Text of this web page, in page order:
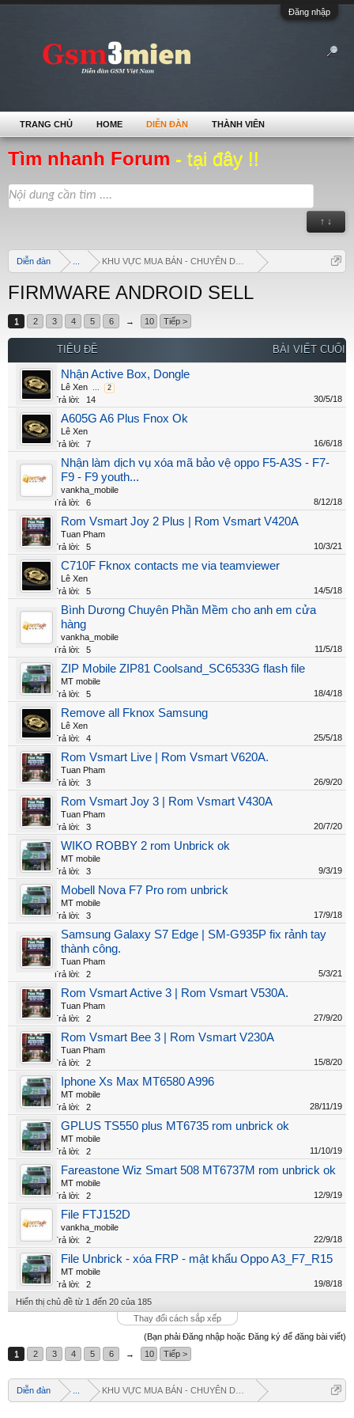
Đăng nhập
Tìm nhanh Forum - tại đây !!
↑ ↓
Diễn đàn KHU VỰC MUA BÁN - CHUYÊN DOANH
FIRMWARE ANDROID SELL
1 2 3 4 5 6 → 10 Tiếp >
TIÊU ĐỀ BÀI VIẾT CUỐI
Nhận Active Box, Dongle
Lê Xen ... 2
Trả lời: 14 30/5/18
A605G A6 Plus Fnox Ok
Lê Xen
Trả lời:
7 16/6/18
Nhận làm dịch vụ xóa mã bảo vệ oppo F5-A3S - F7-
F9 - F9 youth...
vankha_mobile
Trả lời:
6 8/12/18
Rom Vsmart Joy 2 Plus | Rom Vsmart V420A
Tuan Pham
Trả lời:
5 10/3/21
C710F Fknox contacts me via teamviewer
Lê Xen
Trả lời:
5 14/5/18
Bình Dương Chuyên Phần Mềm cho anh em cửa
hàng
vankha_mobile
Trả lời:
5 11/5/18
ZIP Mobile ZIP81 Coolsand_SC6533G flash file
MT mobile
Trả lời:
5 18/4/18
Remove all Fknox Samsung
Lê Xen
Trả lời:
4 25/5/18
Rom Vsmart Live | Rom Vsmart V620A.
Tuan Pham
Trả lời:
3 26/9/20
Rom Vsmart Joy 3 | Rom Vsmart V430A
Tuan Pham
Trả lời:
3 20/7/20
WIKO ROBBY 2 rom Unbrick ok
MT mobile
Trả lời:
3 9/3/19
Mobell Nova F7 Pro rom unbrick
MT mobile
Trả lời:
3 17/9/18
Samsung Galaxy S7 Edge | SM-G935P fix rảnh tay
thành công.
Tuan Pham
Trả lời:
2 5/3/21
Rom Vsmart Active 3 | Rom Vsmart V530A.
Tuan Pham
Trả lời:
2 27/9/20
Rom Vsmart Bee 3 | Rom Vsmart V230A
Tuan Pham
Trả lời:
2 15/8/20
Iphone Xs Max MT6580 A996
MT mobile
Trả lời:
2 28/11/19
GPLUS TS550 plus MT6735 rom unbrick ok
MT mobile
Trả lời:
2 11/10/19
Fareastone Wiz Smart 508 MT6737M rom unbrick ok
MT mobile
Trả lời:
2 12/9/19
File FTJ152D
vankha_mobile
Trả lời:
2 22/9/18
File Unbrick - xóa FRP - mật khẩu Oppo A3_F7_R15
MT mobile
Trả lời:
2
19/8/18
Hiển thị chủ đề từ 1 đến 20 của 185
Thay đổi cách sắp xếp
(Bạn phải Đăng nhập hoặc Đăng ký để đăng bài viết)
1
2 3 4 5 6 → 10 Tiếp >
Diễn đàn KHU VỰC MUA BÁN - CHUYÊN DOANH
TRANG CHỦ HOME DIỄN ĐÀN THÀNH VIÊN